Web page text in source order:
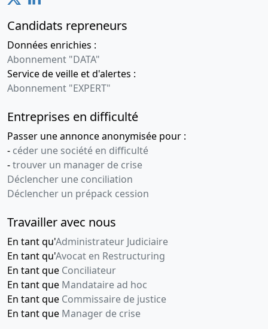
Candidats repreneurs
Données enrichies :
Abonnement "DATA"
Service de veille et d'alertes :
Abonnement "EXPERT"
Entreprises en difficulté
Passer une annonce anonymisée pour :
- céder une société en difficulté
-trouver un manager de crise
Déclencher une conciliation
Déclencher un prépack cession
Travailler avec nous
En tant qu'Administrateur Judiciaire
En tant qu'Avocat en Restructuring
En tant que Conciliateur
En tant que Mandataire ad hoc
En tant que Commissaire de justice
En tant que Manager de crise